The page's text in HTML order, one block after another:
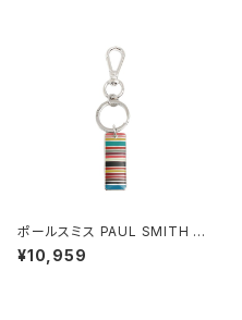
ポールスミス PAUL SMITH キ
ーリング M1A-KEYR-MSTAG
-92 メンズ シルバー マルチカラ
¥10,959